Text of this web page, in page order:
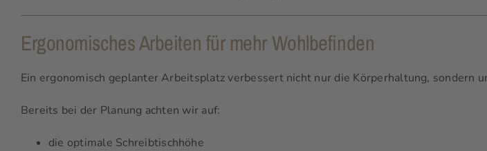
Ergonomisches Arbeiten für mehr Wohlbefinden
Ein ergonomisch geplanter Arbeitsplatz verbessert nicht nur die Körperhaltung,
Bereits bei der Planung achten wir auf:
die optimale Schreibtischhöhe